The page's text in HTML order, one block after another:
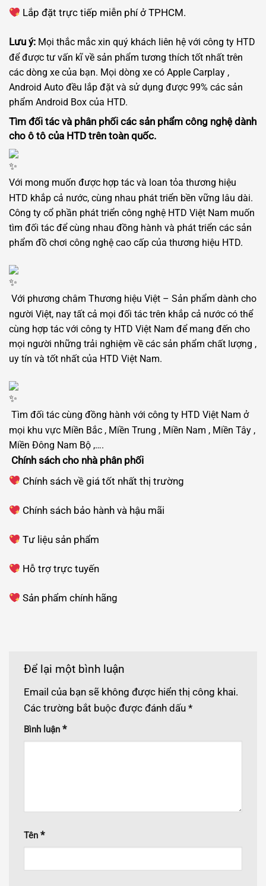
Lắp đặt trực tiếp miễn phí ở TPHCM.
Lưu ý: Mọi thắc mắc xin quý khách liên hệ với công ty HTD
để được tư vấn kĩ về sản phẩm tương thích tốt nhất trên
các dòng xe của bạn. Mọi dòng xe có Apple Carplay ,
Android Auto đều lắp đặt và sử dụng được 99% các sản
phẩm Android Box của HTD.
Tìm đối tác và phân phối các sản phẩm công nghệ dành
cho ô tô của HTD trên toàn quốc.
Với mong muốn được hợp tác và loan tỏa thương hiệu
HTD khắp cả nước, cùng nhau phát triển bền vững lâu dài.
Công ty cổ phần phát triển công nghệ HTD Việt Nam muốn
tìm đối tác để cùng nhau đồng hành và phát triển các sản
phẩm đồ chơi công nghệ cao cấp của thương hiệu HTD.
Với phương châm Thương hiệu Việt – Sản phẩm dành cho
người Việt, nay tất cả mọi đối tác trên khắp cả nước có thể
cùng hợp tác với công ty HTD Việt Nam để mang đến cho
mọi người những trải nghiệm về các sản phẩm chất lượng ,
uy tín và tốt nhất của HTD Việt Nam.
Tìm đối tác cùng đồng hành với công ty HTD Việt Nam ở
mọi khu vực Miền Bắc , Miền Trung , Miền Nam , Miền Tây ,
Miền Đông Nam Bộ ,….
Chính sách cho nhà phân phối
Chính sách về giá tốt nhất thị trường
Chính sách bảo hành và hậu mãi
Tư liệu sản phẩm
Hỗ trợ trực tuyến
Sản phẩm chính hãng
Để lại một bình luận
Email của bạn sẽ không được hiển thị công khai.
Các trường bắt buộc được đánh dấu *
Bình luận *
Tên *